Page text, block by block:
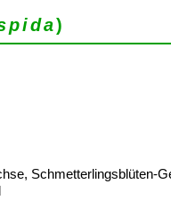
)
Schmetterlingsblüten-